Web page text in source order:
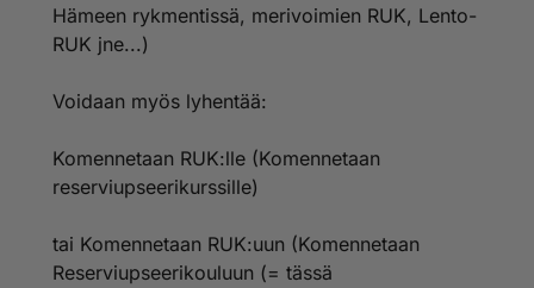
Hämeen rykmentissä, merivoimien RUK, Lento-
RUK jne...)
Voidaan myös lyhentää:
Komennetaan RUK:lle (Komennetaan
reserviupseerikurssille)
tai Komennetaan RUK:uun (Komennetaan
Reserviupseerikouluun (= tässä